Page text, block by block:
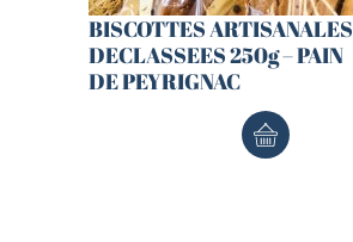
BISCOTTES ARTISANALES
DECLASSEES 250g – PAIN
DE PEYRIGNAC